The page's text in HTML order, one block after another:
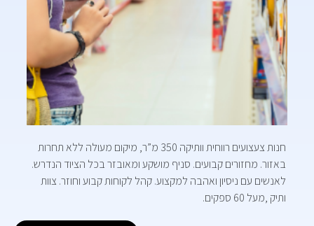
חנות צעצועים רווחית וותיקה 350 מ”ר, מיקום מעולה ללא תחרות
באזור. מחזורים קבועים. סניף מושקע ומאובזר בכל הציוד הנדרש.
לאנשים עם ניסיון ואהבה למקצוע. קהל לקוחות קבוע וחוזר. צוות
ותיק ,מעל 60 ספקים.